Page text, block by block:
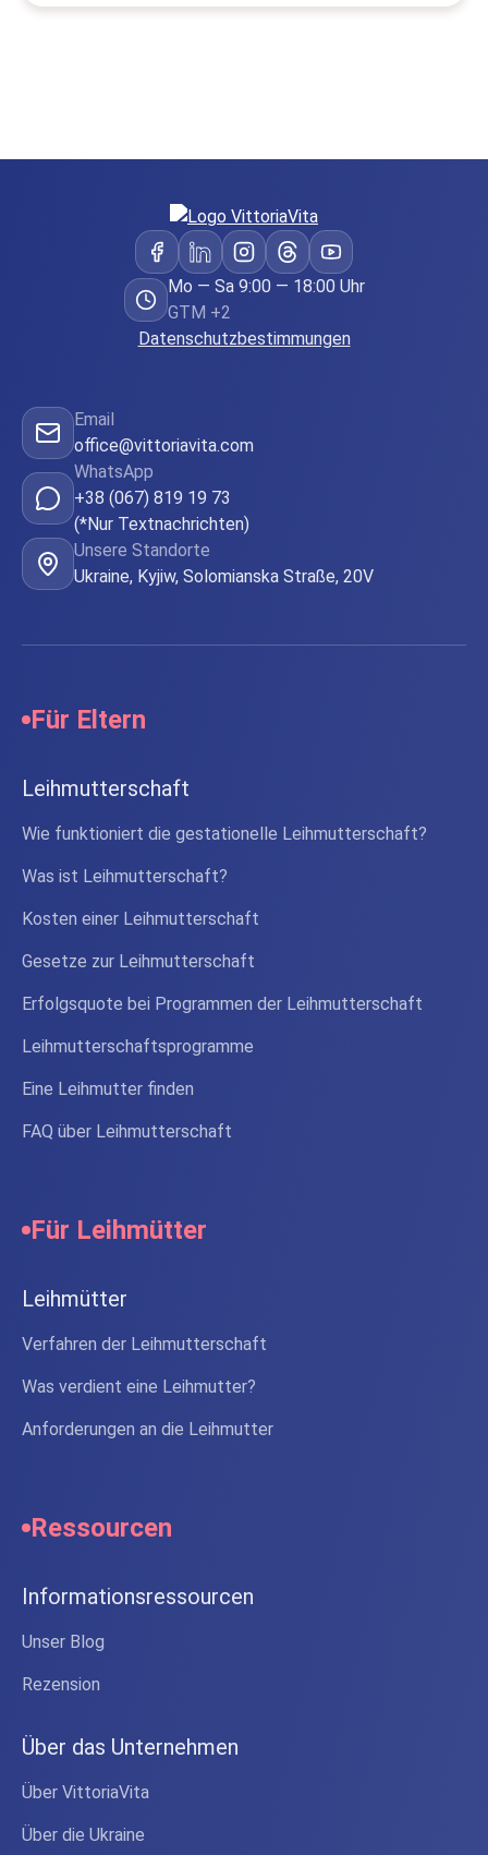
Mo — Sa 9:00 — 18:00 Uhr
GTM +2
Datenschutzbestimmungen
Email
office@vittoriavita.com
WhatsApp
+38 (067) 819 19 73
(*Nur Textnachrichten)
Unsere Standorte
Ukraine, Kyjiw, Solomianska Straße, 20V
Für Eltern
Leihmutterschaft
Wie funktioniert die gestationelle Leihmutterschaft?
Was ist Leihmutterschaft?
Kosten einer Leihmutterschaft
Gesetze zur Leihmutterschaft
Erfolgsquote bei Programmen der Leihmutterschaft
Leihmutterschaftsprogramme
Eine Leihmutter finden
FAQ über Leihmutterschaft
Für Leihmütter
Leihmütter
Verfahren der Leihmutterschaft
Was verdient eine Leihmutter?
Anforderungen an die Leihmutter
Ressourcen
Informationsressourcen
Unser Blog
Rezension
Über das Unternehmen
Über VittoriaVita
Über die Ukraine